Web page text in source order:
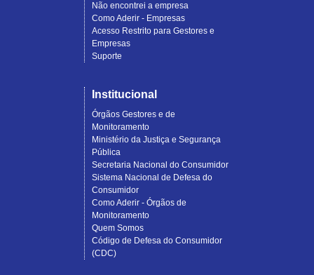
Não encontrei a empresa
Como Aderir - Empresas
Acesso Restrito para Gestores e
Empresas
Suporte
Institucional
Órgãos Gestores e de
Monitoramento
Ministério da Justiça e Segurança
Pública
Secretaria Nacional do Consumidor
Sistema Nacional de Defesa do
Consumidor
Como Aderir - Órgãos de
Monitoramento
Quem Somos
Código de Defesa do Consumidor
(CDC)